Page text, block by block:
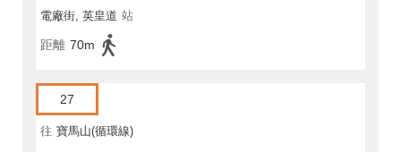
電廠街, 英皇道 站
距離 70m
27
往 寶馬山(循環線)